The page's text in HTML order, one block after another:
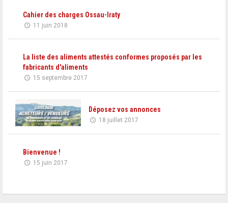
Cahier des charges Ossau-Iraty
11 juin 2018
La liste des aliments attestés conformes proposés par les
fabricants d'aliments
15 septembre 2017
Déposez vos annonces
18 juillet 2017
Bienvenue !
15 juin 2017